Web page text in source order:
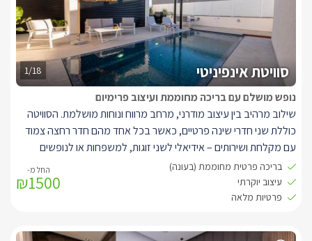
1/18 סוויטת אינפיניטי
נופש מושלם עם בריכה מחוממת ועיצוב פרימיום
שילוב מרהיב בין עיצוב מודרני, מרחב מרווח ונוחות מושלמת. הסוויטה
כוללת שני חדרי שינה פרטיים, כאשר בכל אחד מהם חדר רחצה צמוד
עם מקלחת ושירותים – אידיאלי לשני זוגות, למשפחות או לנופשים
שרוצים לשמור על פרטיות מלאה.
במרכז הסוויטה תמצאו סלון אלגנטי ונעים, המעוצב בטוב טעם וכולל
פינת ישיבה נוחה, טלוויזיה חכמה, שולחן אוכל וסביבה מפנקת לבילוי
מלאה: מקרר גדול, מכונת קפה עם קפסולות , בר מים, מיקרוגל, טוסטר,
בריכה פרטית מחוממת (בעונה)
עיצוב יוקרתי
פרטיות מלאה
₪1500